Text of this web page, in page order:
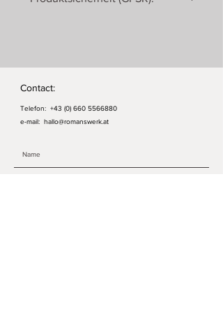
Leicht verständliches Stickmuster
Vereinigtes Königreich
Contact:
Telefon: +43 (0) 660 5566880
e-mail: hallo@romanswerk.at